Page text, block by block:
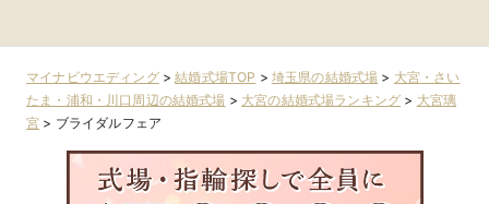
マイナビウエディング>結婚式場TOP > 埼玉県の結婚式場 > 大宮・さい
たま・浦和・川口周辺の結婚式場 > 大宮の結婚式場ランキング > 大宮璃
宮 > ブライダルフェア